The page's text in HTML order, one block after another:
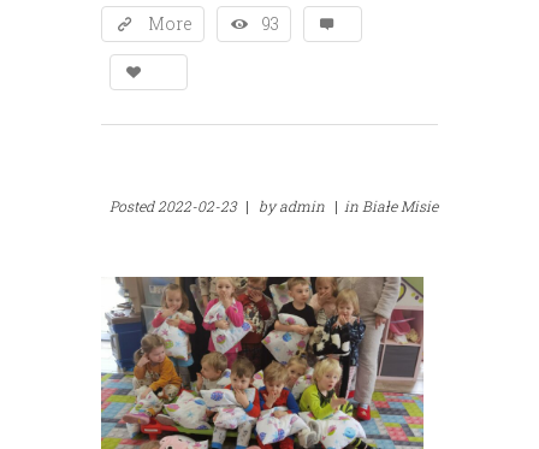
More 93
Posted2022-02-23 | byadmin | in Białe Misie